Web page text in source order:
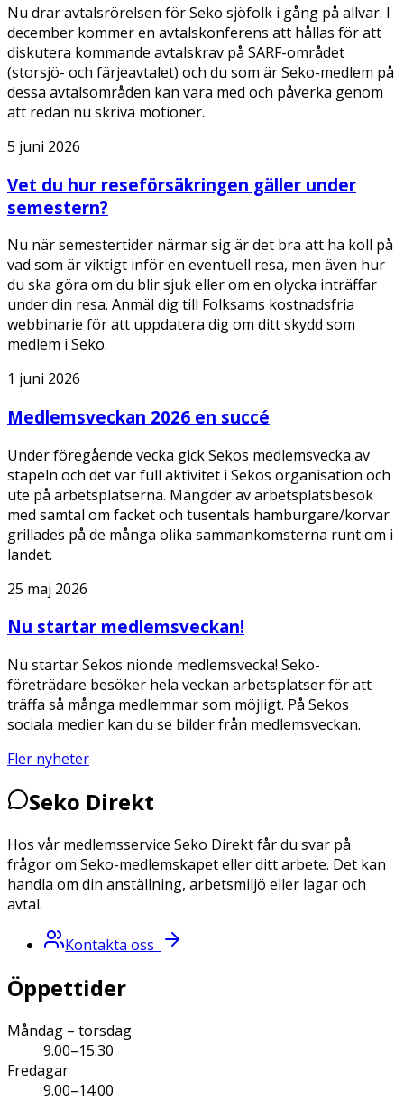
Nu drar avtalsrörelsen för Seko sjöfolk i gång på allvar. I
december kommer en avtalskonferens att hållas för att
diskutera kommande avtalskrav på SARF-området
(storsjö- och färjeavtalet) och du som är Seko-medlem på
dessa avtalsområden kan vara med och påverka genom
att redan nu skriva motioner.
5 juni 2026
Vet du hur reseförsäkringen gäller under
semestern?
Nu när semestertider närmar sig är det bra att ha koll på
vad som är viktigt inför en eventuell resa, men även hur
du ska göra om du blir sjuk eller om en olycka inträffar
under din resa. Anmäl dig till Folksams kostnadsfria
webbinarie för att uppdatera dig om ditt skydd som
medlem i Seko.
1 juni 2026
Medlemsveckan 2026 en succé
Under föregående vecka gick Sekos medlemsvecka av
stapeln och det var full aktivitet i Sekos organisation och
ute på arbetsplatserna. Mängder av arbetsplatsbesök
med samtal om facket och tusentals hamburgare/korvar
grillades på de många olika sammankomsterna runt om i
landet.
25 maj 2026
Nu startar medlemsveckan!
Nu startar Sekos nionde medlemsvecka! Seko-
företrädare besöker hela veckan arbetsplatser för att
träffa så många medlemmar som möjligt. På Sekos
sociala medier kan du se bilder från medlemsveckan.
Fler nyheter
Seko Direkt
Hos vår medlemsservice Seko Direkt får du svar på
frågor om Seko-medlemskapet eller ditt arbete. Det kan
handla om din anställning, arbetsmiljö eller lagar och
avtal.
Kontakta oss
Öppettider
Måndag – torsdag
9.00–15.30
Fredagar
9.00–14.00